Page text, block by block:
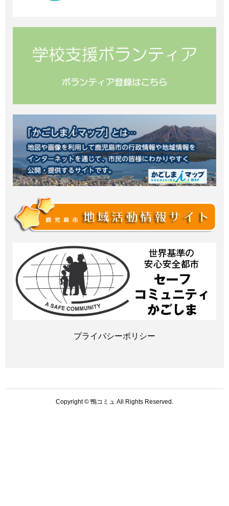
プライバシーポリシー
Copyright © 鴨コミュ All Rights Reserved.